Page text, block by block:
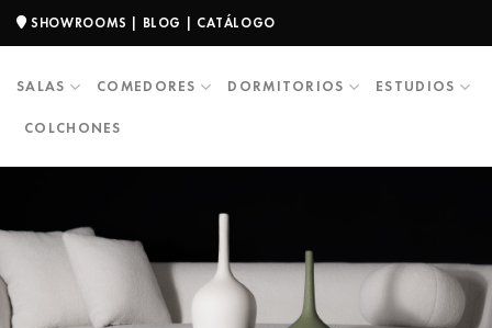
SHOWROOMS | BLOG | CATÁLOGO
SALAS COMEDORES DORMITORIOS ESTUDIOS
COLCHONES